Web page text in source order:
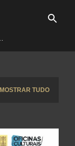
MOSTRAR TUDO